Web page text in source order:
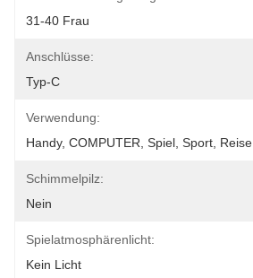
31-40 Frau
Anschlüsse:
Typ-C
Verwendung:
Handy, COMPUTER, Spiel, Sport, Reise
Schimmelpilz:
Nein
Spielatmosphärenlicht:
Kein Licht